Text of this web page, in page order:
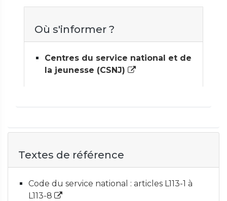
Où s'informer ?
Centres du service national et de
la jeunesse (CSNJ)
Textes de référence
Code du service national : articles L113-1 à
L113-8